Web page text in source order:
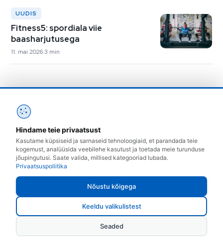
UUDIS
Fitness5: spordiala viie
baasharjutusega
11. mai 20263 min
Lisa kommentaar
Sinu e-posti aadressi ei avaldata.
Kommenteeri*
Hindame teie privaatsust
Kasutame küpsiseid ja sarnaseid tehnoloogiaid, et parandada teie
kogemust, analüüsida veebilehe kasutust ja toetada meie turunduse
jõupingutusi. Saate valida, millised kategooriad lubada.
Privaatsuspoliitika
Nõustu kõigega
Keeldu valikulistest
Seaded